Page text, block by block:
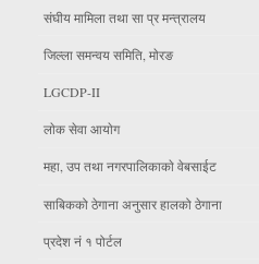
संघीय मामिला तथा सा प्र मन्त्रालय
जिल्ला समन्वय समिति, माेरङ
LGCDP-II
लाेक सेवा आयाेग
महा, उप तथा नगरपालिकाकाे वेबसाईट
साबिकको ठेगाना अनुसार हालको ठेगाना
प्रदेश नं १ पोर्टल